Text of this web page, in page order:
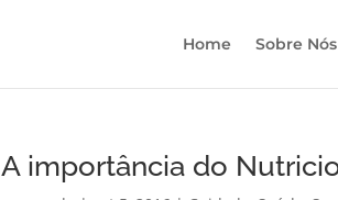
Home Sobre Nós
A importância do